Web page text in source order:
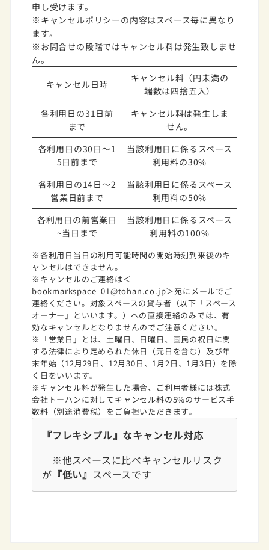
申し受けます。
※キャンセルポリシーの内容はスペース毎に異なり
ます。
※お問合せの段階ではキャンセル料は発生致しませ
ん。
キャンセル日時
キャンセル料（円未満の
端数は四捨五入）
各利用日の31日前
まで
キャンセル料は発生しま
せん。
各利用日の30日～1
5日前まで
当該利用日に係るスペース
利用料の30%
各利用日の14日～2
営業日前まで
当該利用日に係るスペース
利用料の50%
各利用日の前営業日
~当日まで
当該利用日に係るスペース
利用料の100%
※各利用日当日の利用可能時間の開始時刻到来後のキ
ャンセルはできません。
※キャンセルのご連絡は＜
bookmarkspace_01@tohan.co.jp＞宛にメールでご
連絡ください。対象スペースの貸与者（以下「スペース
オーナー」といいます。）への直接連絡のみでは、有
効なキャンセルとなりませんのでご注意ください。
※「営業日」とは、土曜日、日曜日、国民の祝日に関
する法律により定められた休日（元日を含む）及び年
末年始（12月29日、12月30日、1月2日、1月3日）を除
く日をいいます。
※キャンセル料が発生した場合、ご利用者様には株式
会社トーハンに対してキャンセル料の5%のサービス手
数料（別途消費税）をご負担いただきます。
『フレキシブル』なキャンセル対応
※他スペースに比べキャンセルリスク
が 『低い』 スペースです